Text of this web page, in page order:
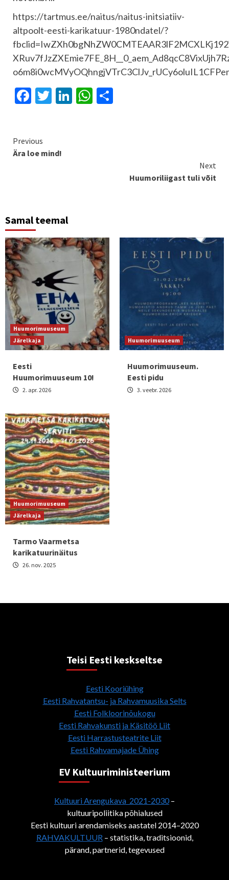
https://tartmus.ee/naitus/naitus-initsiatiiv-
altpoolt-eesti-karikatuur-1980ndatel/?
Facebook
Twitter
LinkedIn
WhatsApp
Continue
Reading
Previous
Ära loe mind!
Next
Huumoriliigast tuli võit
Samal teemal
Huumorimuuseum
Järelkaja
Eesti
Huumorimuuseum 10!
2. apr. 2026
Huumorimuuseum
Huumorimuuseum.
Eesti pidu
3. veebr. 2026
Huumorimuuseum
Järelkaja
Tarmo Vaarmetsa
karikatuurinäitus
26. nov. 2025
Teisi Eesti keskseltse
Eesti Kooriühing
Eesti Rahvatantsu- ja Rahvamuusika Selts
Eesti Folkloorinõukogu
Eesti Rahvakunsti ja Käsitöö Liit
Eesti Harrastusteatrite Liit
Eesti Rahvamajade Ühing
EV Kultuuriministeerium
Kultuuri Arengukava 2021-2030–
kultuuripoliitika põhialused
Eesti kultuuri arendamiseks aastatel 2014–2020
RAHVAKULTUUR – statistika, traditsioonid,
pärand, partnerid, tegevused